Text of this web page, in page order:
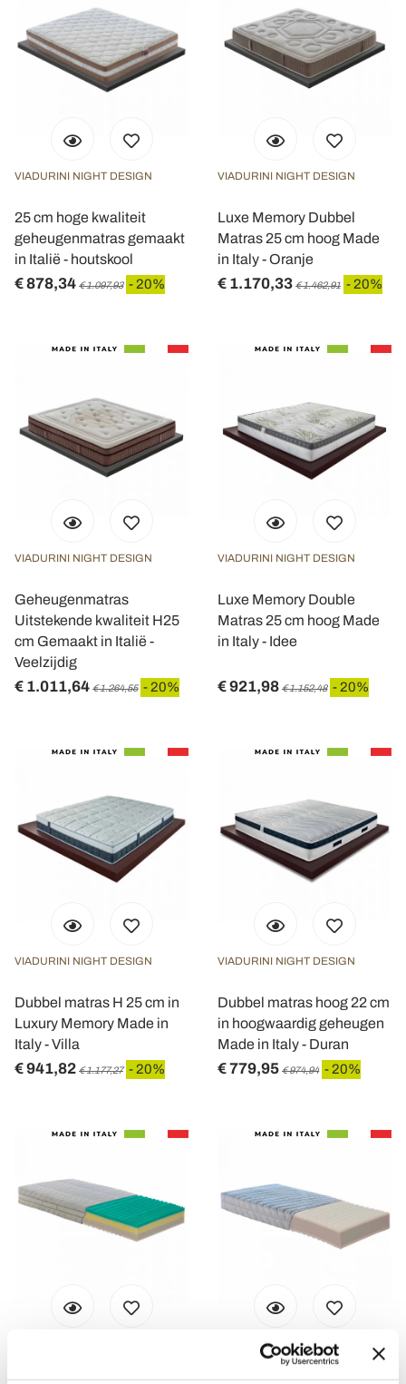
VIADURINI NIGHT DESIGN
25 cm hoge kwaliteit
geheugenmatras gemaakt
in Italië - houtskool
€ 878,34 € 1.097,93 - 20%
VIADURINI NIGHT DESIGN
Luxe Memory Dubbel
Matras 25 cm hoog Made
in Italy - Oranje
€ 1.170,33 € 1.462,91 - 20%
VIADURINI NIGHT DESIGN
Geheugenmatras
Uitstekende kwaliteit H25
cm Gemaakt in Italië -
Veelzijdig
€ 1.011,64 € 1.264,55 - 20%
VIADURINI NIGHT DESIGN
Luxe Memory Double
Matras 25 cm hoog Made
in Italy - Idee
€ 921,98 € 1.152,48 - 20%
VIADURINI NIGHT DESIGN
Dubbel matras H 25 cm in
Luxury Memory Made in
Italy - Villa
€ 941,82 € 1.177,27 - 20%
VIADURINI NIGHT DESIGN
Dubbel matras hoog 22 cm
in hoogwaardig geheugen
Made in Italy - Duran
€ 779,95 € 974,94 - 20%
VIADURINI NIGHT DESIGN